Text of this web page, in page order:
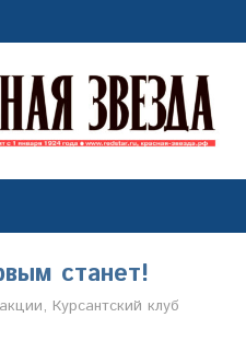
станет!
, Курсантский клуб